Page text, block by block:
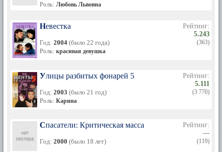
Роль: Любовь Львовна
Невестка
Год: 2004 (было 22 года)
Роль: красивая девушка
Рейтинг:
5.243
(363)
Улицы разбитых фонарей 5
Год: 2003 (было 21 год)
Роль: Карина
Рейтинг:
5.111
(3 770)
Спасатели: Критическая масса
Год: 2000 (было 18 лет)
Рейтинг:
—
(119)